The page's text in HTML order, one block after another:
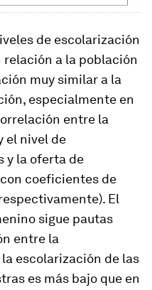
de escolarización
a la población
muy similar a la
especialmente en
entre la
el nivel de
y la oferta de
coeficientes de
El
sigue pautas
entre la
escolarización de las
es más bajo que en